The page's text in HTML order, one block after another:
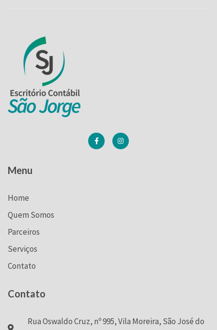
Menu
Home
Quem Somos
Parceiros
Serviços
Contato
Contato
Rua Oswaldo Cruz, nº 995, Vila Moreira, São José do